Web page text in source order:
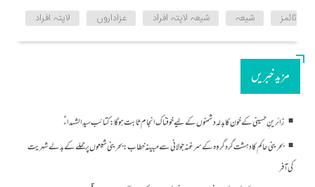
ٹائمز
شیعہ شیعہ لاپتہ افراد عزاداروں لاپتہ افراد
مزید خبریں
زائرینِ حسینی کے خون کا بدلہ دشمنوں کے لیے خوفناک انجام ثابت ہوگا: کتائب سید الشہداءؑ
بحرینی حاکم کا دہشت گرد گروہ کے سرغنہ جولانی سے مبینہ خطاب: بحرینی شیعوں پر حملے کے بدلے شہریت
کی آفر